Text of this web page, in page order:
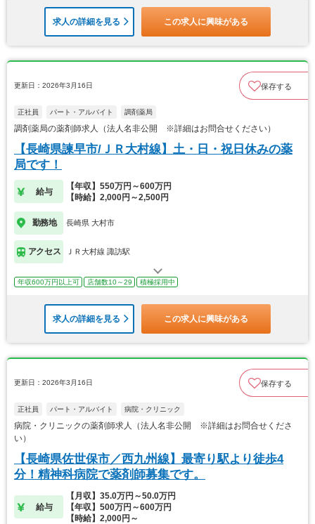
求人の詳細を見る この求人に興味がある
更新日：2026年3月16日 保存する
正社員 パート・アルバイト 調剤薬局
調剤薬局の薬剤師求人（法人名非公開 ※詳細はお問合せください）
【長崎県諫早市/ＪＲ大村線】土・日・祝日休みの薬
局です！
給与
【年収】550万円～600万円
【時給】2,000円～2,500円
勤務地 長崎県 大村市
アクセス ＪＲ大村線 諏訪駅
年収600万円以上可 店舗数10～29 積極採用中
求人の詳細を見る この求人に興味がある
更新日：2026年3月16日 保存する
正社員 パート・アルバイト 病院・クリニック
病院・クリニックの薬剤師求人（法人名非公開 ※詳細はお問合せくださ
い）
【長崎県佐世保市／西九州線】最寄り駅より徒歩4
分！精神科病院で薬剤師募集です。
給与
【月収】35.0万円～50.0万円
【年収】500万円～600万円
【時給】2,000円～